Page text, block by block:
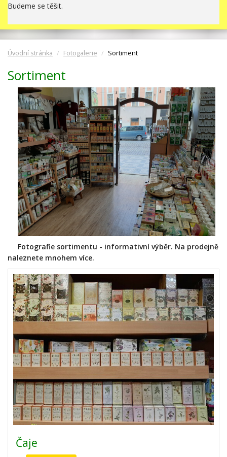
Budeme se těšit.
Úvodní stránka Fotogalerie Sortiment
Sortiment
Fotografie sortimentu - informativní výběr. Na prodejně
naleznete mnohem více.
Čaje